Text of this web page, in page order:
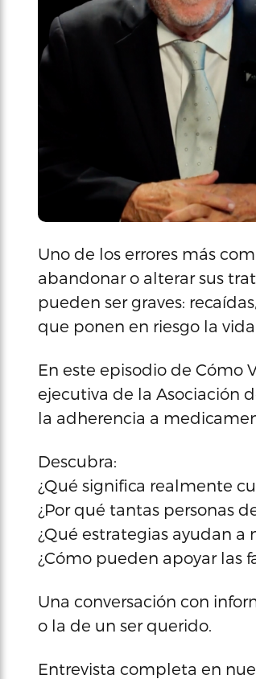
Uno de los errores más
abandonar o alterar sus
pueden ser graves:
que ponen en riesgo la vida.
En este episodio de Cómo
ejecutiva de la Asociación
la adherencia a
Descubra:
¿Qué significa realmente
¿Por qué tantas personas
¿Qué estrategias ayudan a
¿Cómo pueden apoyar las
Una conversación con
o la de un ser querido.
Entrevista completa en